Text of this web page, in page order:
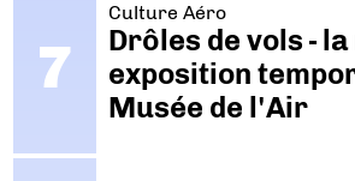
Culture Aéro
Drôles de vols -
exposition
Musée de l'Air